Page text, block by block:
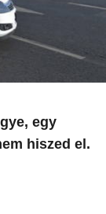
egy
hiszed el.